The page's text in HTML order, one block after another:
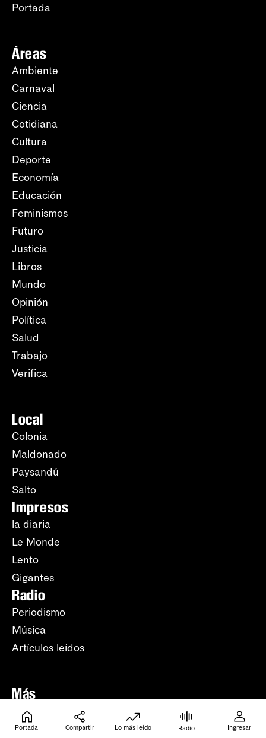
Portada
Áreas
Ambiente
Carnaval
Ciencia
Cotidiana
Cultura
Deporte
Economía
Educación
Feminismos
Futuro
Justicia
Libros
Mundo
Opinión
Política
Salud
Trabajo
Verifica
Local
Colonia
Maldonado
Paysandú
Salto
Impresos
la diaria
Le Monde
Lento
Gigantes
Radio
Periodismo
Música
Artículos leídos
Más
Lo más leído
Apuntes del día
Portada Compartir Lo más leído Radio Ingresar